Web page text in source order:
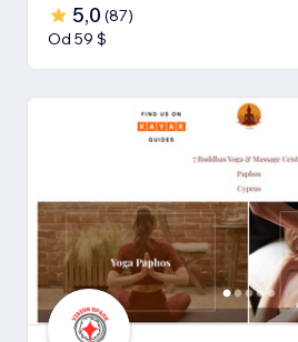
5,0 (87)
Od 59 $